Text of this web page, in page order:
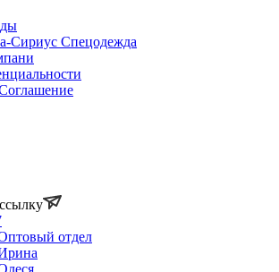
Сириус Спецодежда
отдел